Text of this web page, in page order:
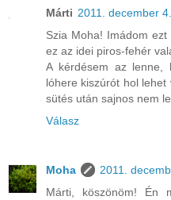
Márti 2011. december
Szia Moha! Imádom
ez az idei piros-fehér
A kérdésem az lenne,
lóhere kiszúrót hol
sütés után sajnos nem
Válasz
Moha
2011.
Márti, köszönöm! Én